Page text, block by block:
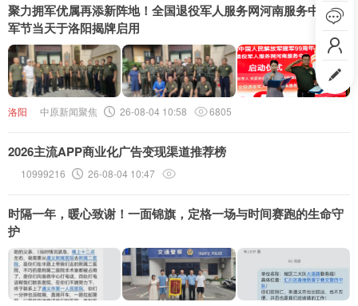
聚力拥军优属再添新阵地！全国退役军人服务网河南服务中心建
军节当天于洛阳揭牌启用
洛阳 中原新闻聚焦 26-08-04 10:58 6805
2026主流APP商业化广告变现渠道推荐榜
10999216 26-08-04 10:47
时隔一年，暖心致谢！一面锦旗，定格一场与时间赛跑的生命守
护


